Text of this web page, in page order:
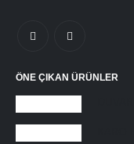
ÖNE ÇIKAN ÜRÜNLER